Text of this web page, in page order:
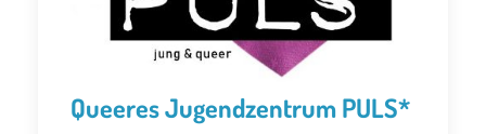
Queeres Jugendzentrum PULS*